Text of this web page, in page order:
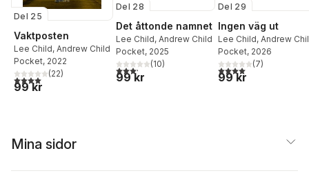
Del 25
Vaktposten
Lee Child, Andrew Child
Pocket, 2022
4,0utav 5 stjärnor. Totalt antal röster:
(22)
99 kr
Del 28
Det åttonde namnet
Lee Child, Andrew Child
Pocket, 2025
3,2utav 5 stjärnor. Totalt antal röster:
(10)
99 kr
Del 29
Ingen väg ut
Lee Child, Andrew
Pocket, 2026
4,0utav 5 stjärnor.
(7)
99 kr
Mina sidor